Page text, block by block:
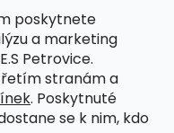
poskytnete
a marketing
Petrovice.
stranám a
. Poskytnuté
se k nim, kdo